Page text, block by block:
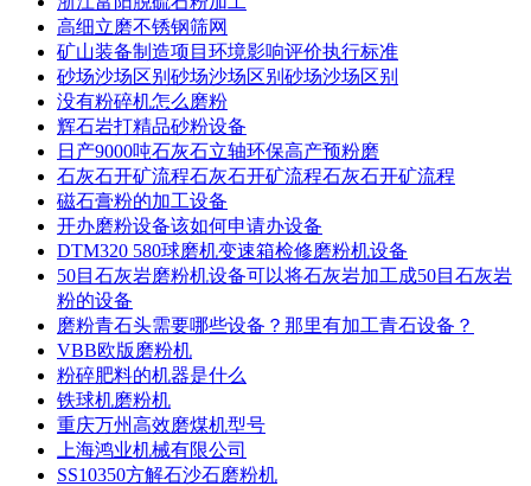
高细立磨不锈钢筛网
矿山装备制造项目环境影响评价执行标准
砂场沙场区别砂场沙场区别砂场沙场区别
没有粉碎机怎么磨粉
辉石岩打精品砂粉设备
日产9000吨石灰石立轴环保高产预粉磨
石灰石开矿流程石灰石开矿流程石灰石开矿流程
磁石膏粉的加工设备
开办磨粉设备该如何申请办设备
DTM320 580球磨机变速箱检修磨粉机设备
50目石灰岩磨粉机设备可以将石灰岩加工成50目石灰岩
粉的设备
磨粉青石头需要哪些设备？那里有加工青石设备？
VBB欧版磨粉机
粉碎肥料的机器是什么
铁球机磨粉机
重庆万州高效磨煤机型号
上海鸿业机械有限公司
SS10350方解石沙石磨粉机